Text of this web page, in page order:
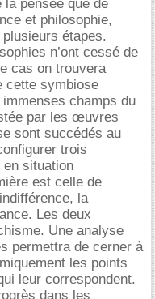
la pensée que de
et philosophie,
étapes.
n’ont cessé de
cas on trouvera
cette symbiose
champs du
par les œuvres
sont succédés au
trois
situation
est celle de
la
Les deux
Une analyse
permettra de cerner à
les points
leur correspondent.
dans les